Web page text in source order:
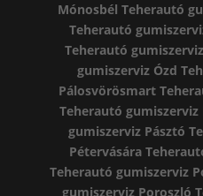
Mónosbél Teherautó
Teherautó
Teherautó
gumiszerviz Ózd
Pálosvörösmart
Teherautó gumiszerviz
gumiszerviz Pásztó
Pétervására
Teherautó gumiszerviz
gumiszerviz Poroszló